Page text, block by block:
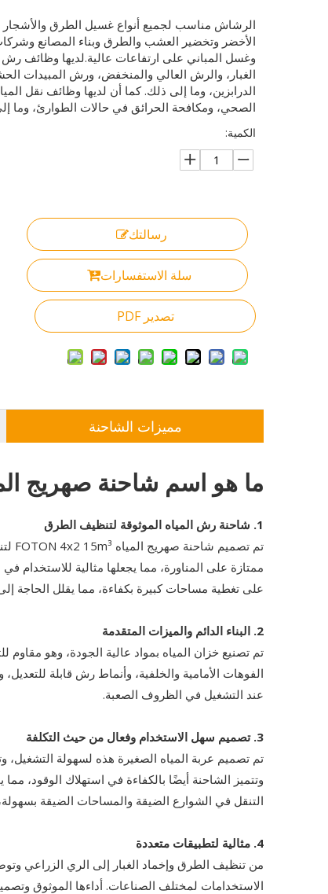
الرشاش مناسب لجميع أنواع غسيل الطرق والأشجار
الأخضر وتخضير العشب والطرق وبناء المصانع
وغسل المباني على ارتفاعات عالية.لديها وظائف
الغبار، والرش العالي والمنخفض، ورش المبيدات
الدرابزين، وما إلى ذلك. كما أن لديها وظائف نقل
الصحي، ومكافحة الحرائق في حالات الطوارئ، وما
الكمية:
رسالتك
سلة الاستفسارات
تصدير PDF
مميزات الشاحنة
ما هو اسم شاحنة صهريج
1. شاحنة رش المياه الموثوقة لتنظيف الطرق
على تغطية مساحات كبيرة بكفاءة، مما يقلل الحاجة
2. البناء الدائم والميزات المتقدمة
تم تصنيع خزان المياه بمواد عالية الجودة، وهو
عند التشغيل في الظروف الصعبة.
3. تصميم سهل الاستخدام وفعال من حيث التكلفة
تم تصميم عربة المياه الصغيرة هذه لسهولة التشغيل،
وتتميز الشاحنة أيضًا بالكفاءة في استهلاك الوقود،
التنقل في الشوارع الضيقة والمساحات الضيقة بسهولة،
4. مثالية لتطبيقات متعددة
الاستخدامات لمختلف الصناعات. أداءها الموثوق